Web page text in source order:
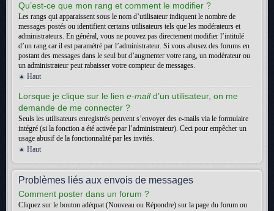
Qu’est-ce que mon rang et comment le modifier ?
Les rangs qui apparaissent sous le nom d’utilisateur indiquent le nombre de
messages postés ou identifient certains utilisateurs tels que les modérateurs et
administrateurs. En général, vous ne pouvez pas directement modifier l’intitulé
d’un rang car il est paramétré par l’administrateur. Si vous abusez des forums en
postant des messages dans le seul but d’augmenter votre rang, un modérateur ou
un administrateur peut rabaisser votre compteur de messages.
Haut
Lorsque je clique sur le lien e-maild’un utilisateur, on me
demande de me connecter ?
Seuls les utilisateurs enregistrés peuvent s’envoyer des e-mails via le formulaire
intégré (si la fonction a été activée par l’administrateur). Ceci pour empêcher un
usage abusif de la fonctionnalité par les invités.
Haut
Problèmes liés aux envois de messages
Comment poster dans un forum ?
Cliquez sur le bouton adéquat (Nouveau ou Répondre) sur la page du forum ou